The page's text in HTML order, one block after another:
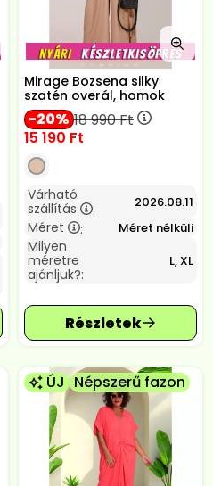
Mirage Bozsena silky
szatén overál, homok
20 18 990Ft
15 190 Ft
Várható
szállítás
: 2026.08.11
Méret : Méret nélküli
Milyen
méretre
ajánljuk?:
L, XL
ÚJ Népszerű fazon